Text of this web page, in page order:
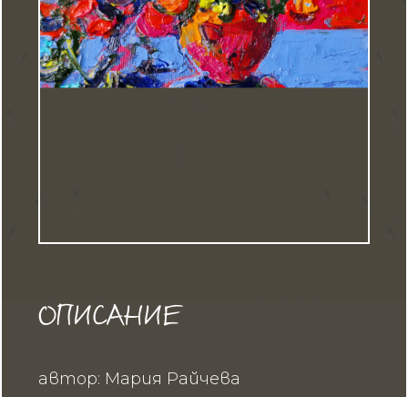
ОПИСАНИЕ
автор: Мария Райчева